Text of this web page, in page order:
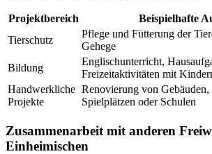
Projektbereich
Beispielhafte
Tierschutz
Pflege und Fütterung der
Gehege
Bildung
Englischunterricht,
Freizeitaktivitäten mit
Handwerkliche
Projekte
Renovierung von
Spielplätzen oder Schulen
Zusammenarbeit mit anderen
Einheimischen